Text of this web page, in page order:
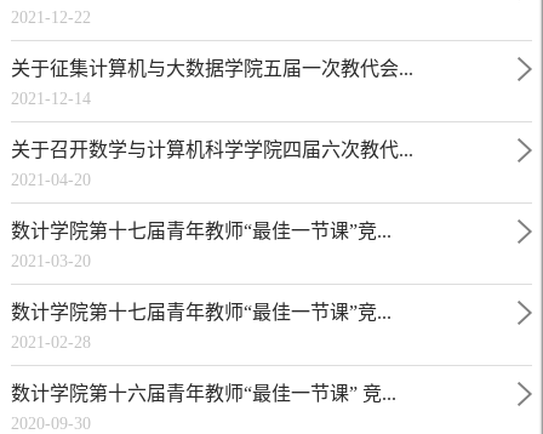
2021-12-22
关于征集计算机与大数据学院五届一次教代会...
2021-12-14
关于召开数学与计算机科学学院四届六次教代...
2021-04-20
数计学院第十七届青年教师“最佳一节课”竞...
2021-03-20
数计学院第十七届青年教师“最佳一节课”竞...
2021-02-28
数计学院第十六届青年教师“最佳一节课” 竞...
2020-09-30